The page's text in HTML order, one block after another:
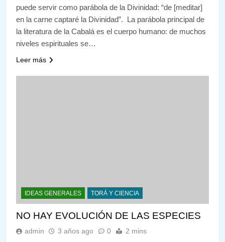
puede servir como parábola de la Divinidad: “de [meditar]
en la carne captaré la Divinidad”. La parábola principal de
la literatura de la Cabalá es el cuerpo humano: de muchos
niveles espirituales se…
Leer más
IDEAS GENERALES TORÁ Y CIENCIA
NO HAY EVOLUCIÓN DE LAS ESPECIES
admin 3 años ago 0 2 mins